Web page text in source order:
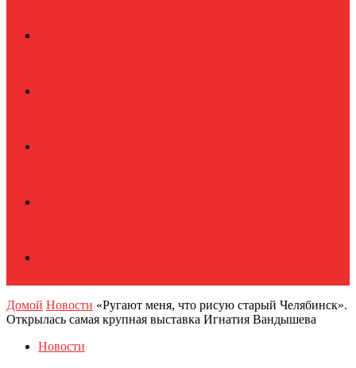
Домой Новости «Ругают меня, что рисую старый Челябинск».
Открылась самая крупная выставка Игнатия Вандышева
Новости